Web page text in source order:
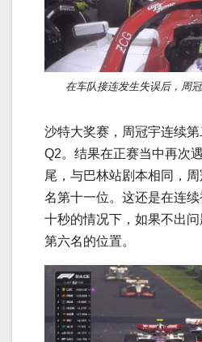
在车队接连发生失误后，周
沙特大奖赛，周冠宇连续
Q2。结果在正赛当中再次
尾，与巴林站剧本相同，
名第十一位。这还是在连
十秒的情况下，如果不出
第六名的位置。